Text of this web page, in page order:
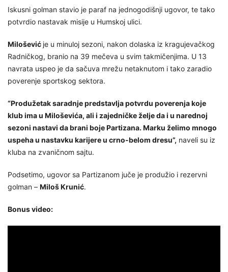
Iskusni golman stavio je paraf na jednogodišnji ugovor, te tako
potvrdio nastavak misije u Humskoj ulici.
Milošević je u minuloj sezoni, nakon dolaska iz kragujevačkog
Radničkog, branio na 39 mečeva u svim takmičenjima. U 13
navrata uspeo je da sačuva mrežu netaknutom i tako zaradio
poverenje sportskog sektora.
“Produžetak saradnje predstavlja potvrdu poverenja koje
klub ima u Miloševića, ali i zajedničke želje da i u narednoj
sezoni nastavi da brani boje Partizana. Marku želimo mnogo
uspeha u nastavku karijere u crno-belom dresu”, naveli su iz
kluba na zvaničnom sajtu.
Podsetimo, ugovor sa Partizanom juče je produžio i rezervni
golman – Miloš Krunić.
Bonus video: